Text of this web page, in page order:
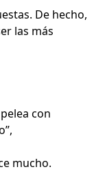
De hecho,
las más
con
mucho.